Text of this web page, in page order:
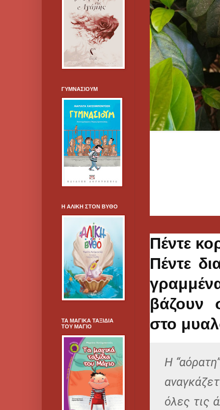
Πέντε
Πέντε
βάζουν
στο
Η
όλες τις
ΓΥΜΝΑΣΙΟΥΜ
Η ΑΛΙΚΗ ΣΤΟΝ ΒΥΘΟ
ΤΑ ΜΑΓΙΚΑ ΤΑΞΙΔΙΑ
ΤΟΥ ΜΑΓΙΟ